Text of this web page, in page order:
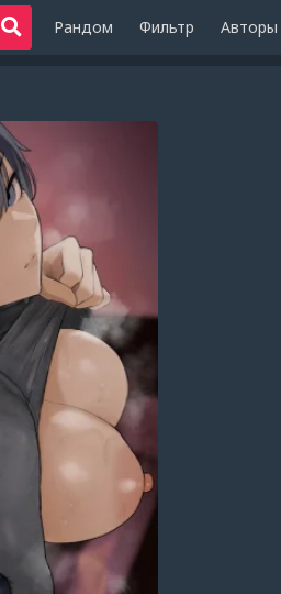
Рандом Фильтр Авторы